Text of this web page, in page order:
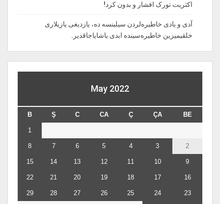
اکثریت تورک افشار و بدون کرد!
آدی و یادی خاطیره‌لردن سیلینسه ده، یازدیغی یازیلاری
خلقیمیزین خاطیره‌سینده ابدی یاشایاجاقدیر.
May 2022
BE
ÇA
Ç
CA
C
Ş
B
10
11
12
13
14
15
16
17
18
19
20
21
22
23
24
25
26
27
28
29